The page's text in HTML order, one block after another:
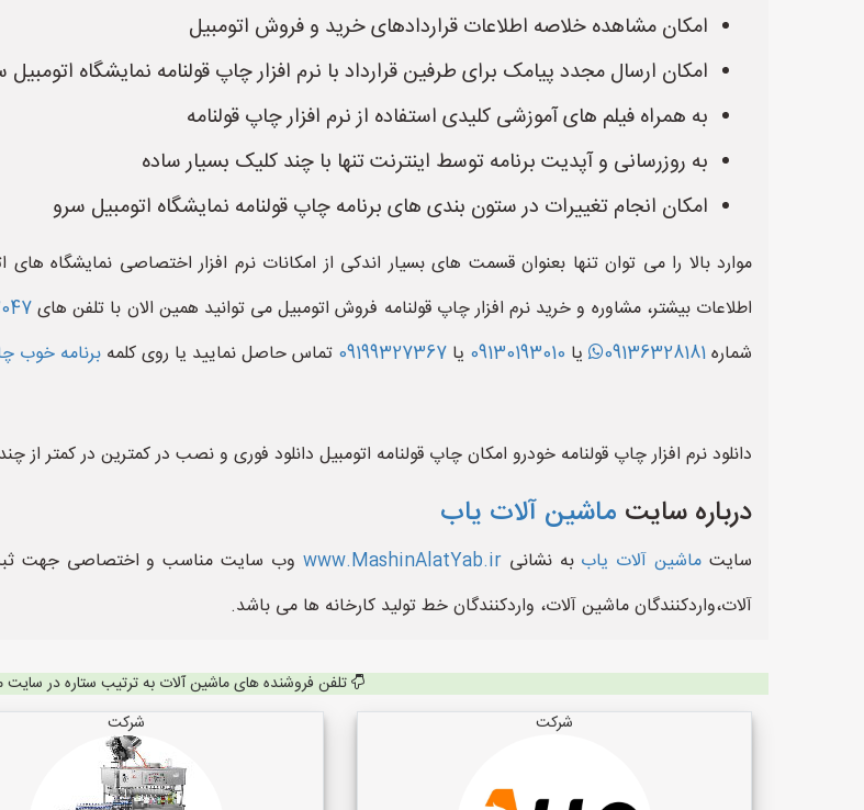
امکان مشاهده خلاصه اطلاعات قراردادهای خرید و فروش اتومبیل
امکان ارسال مجدد پیامک برای طرفین قرارداد با نرم افزار چاپ قولنامه نمایشگاه اتومبیل
به همراه فیلم های آموزشی کلیدی استفاده از نرم افزار چاپ قولنامه
به روزرسانی و آپدیت برنامه توسط اینترنت تنها با چند کلیک بسیار ساده
امکان انجام تغییرات در ستون بندی های برنامه چاپ قولنامه نمایشگاه اتومبیل سرو
موارد بالا را می توان تنها بعنوان قسمت های بسیار اندکی از امکانات نرم افزار اختصاصی نمایشگاه
اطلاعات بیشتر، مشاوره و خرید نرم افزار چاپ قولنامه فروش اتومبیل می توانید همین الان با تلفن های
شماره09136328181 یا 09130193010 یا 09199327367 تماس حاصل نمایید یا روی کلمه برنامه خوب
دانلود نرم افزار چاپ قولنامه خودرو امکان چاپ قولنامه اتومبیل دانلود فوری و نصب در کمترین در
درباره سایت ماشین آلات یاب
سایت ماشین آلات یاب به نشانیwww.MashinAlatYab.ir وب سایت مناسب و اختصاصی جهت ثبت
آلات،واردکنندگان ماشین آلات، واردکنندگان خط تولید کارخانه ها می باشد.
تلفن فروشنده های ماشین آلات به ترتیب ستاره در سایت
شرکت
شرکت